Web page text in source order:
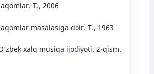
T., 2006
masalasiga doir. T., 1963
xalq musiqa ijodiyoti. 2-qism.